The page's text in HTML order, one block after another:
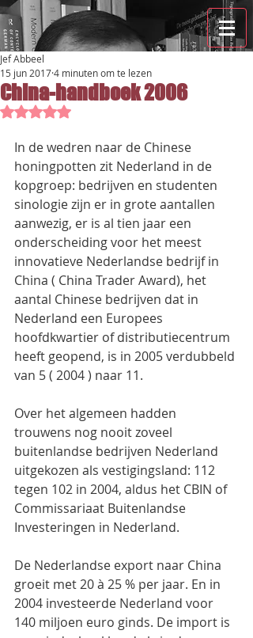
China-handboek 2006
Jef Abbeel
15 jun 20174 minuten om te lezen
Beoordeeld met NaN uit 5 sterren.
In de wedren naar de Chinese
honingpotten zit Nederland in de
kopgroep: bedrijven en studenten
sinologie zijn er in grote aantallen
aanwezig, er is al tien jaar een
onderscheiding voor het meest
innovatieve Nederlandse bedrijf in
China ( China Trader Award), het
aantal Chinese bedrijven dat in
Nederland een Europees
hoofdkwartier of distributiecentrum
heeft geopend, is in 2005 verdubbeld
van 5 ( 2004 ) naar 11.
Over het algemeen hadden
trouwens nog nooit zoveel
buitenlandse bedrijven Nederland
uitgekozen als vestigingsland: 112
tegen 102 in 2004, aldus het CBIN of
Commissariaat Buitenlandse
Investeringen in Nederland.
De Nederlandse export naar China
groeit met 20 à 25 % per jaar. En in
2004 investeerde Nederland voor
140 miljoen euro ginds. De import is